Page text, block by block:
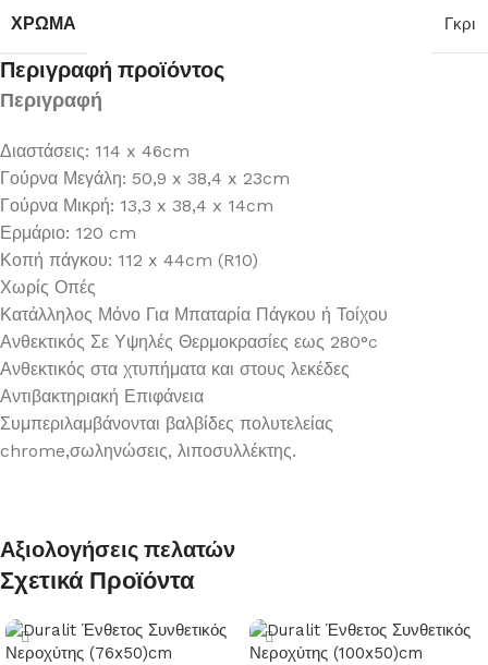
ΧΡΏΜΑ Γκρι
Περιγραφή προϊόντος
Περιγραφή
Διαστάσεις: 114 x 46cm
Γούρνα Μεγάλη: 50,9 x 38,4 x 23cm
Γούρνα Μικρή: 13,3 x 38,4 x 14cm
Ερμάριο: 120 cm
Κοπή πάγκου: 112 x 44cm (R10)
Χωρίς Οπές
Κατάλληλος Μόνο Για Μπαταρία Πάγκου ή Τοίχου
Ανθεκτικός Σε Υψηλές Θερμοκρασίες εως 280°c
Ανθεκτικός στα χτυπήματα και στους λεκέδες
Αντιβακτηριακή Επιφάνεια
Συμπεριλαμβάνονται βαλβίδες πολυτελείας
chrome,σωληνώσεις, λιποσυλλέκτης.
Αξιολογήσεις πελατών
Σχετικά Προϊόντα